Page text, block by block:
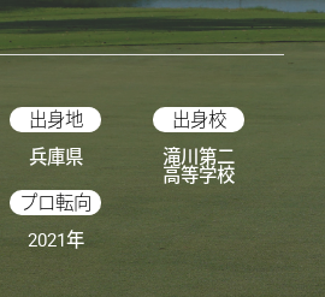
出身地
兵庫県
出身校
滝川第二
高等学校
プロ転向
2021年